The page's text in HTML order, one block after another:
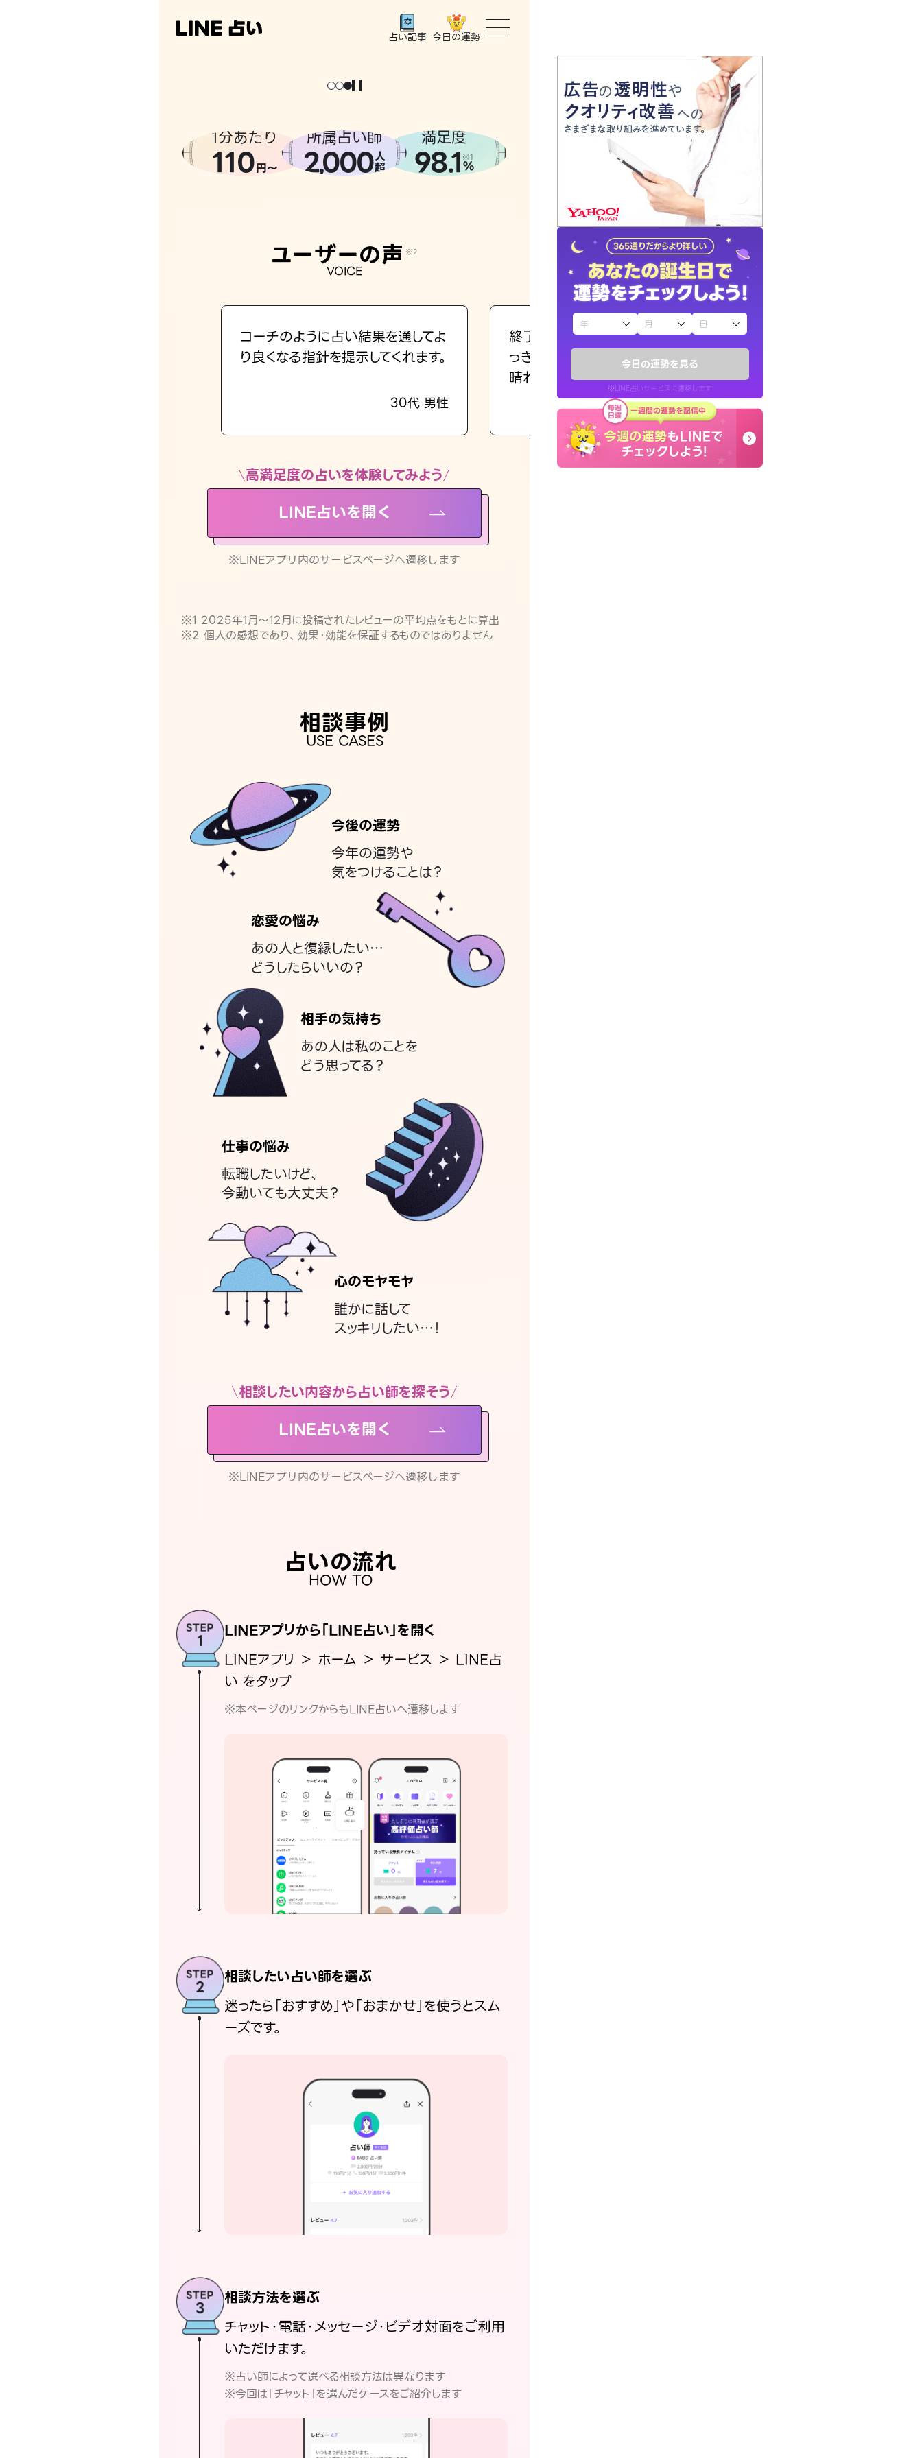
今日の運勢を見る
※LINE占いサービスに遷移します
占い記事 今日の運勢
トップ
ユーザーの声
占いの流れ
おすすめの占い師
よくある質問
えもじの子（占）12星座占い
お知らせ
1分あたり
110円〜
所属占い師
2,000人
超
満足度
98.1 ※1
%
ユーザーの声 ※2
VOICE
コーチのように占い結果を通してよ
り良くなる指針を提示してくれます。
30代 男性
終了後とても前向きな気持ちで、さ
っきまでの心のモヤが嘘のように
晴れました。
30代 女性
高満足度の占いを体験してみよう
LINE占いを開く
※LINEアプリ内のサービスページへ遷移します
※1 2025年1月〜12月に投稿されたレビューの平均点をもとに算出
※2 個人の感想であり、効果・効能を保証するものではありません
相談事例
USE CASES
今後の運勢
今年の運勢や
気をつけることは？
恋愛の悩み
あの人と復縁したい…
どうしたらいいの？
相手の気持ち
あの人は私のことを
どう思ってる？
仕事の悩み
転職したいけど、
今動いても大丈夫？
心のモヤモヤ
誰かに話して
スッキリしたい…！
相談したい内容から占い師を探そう
LINE占いを開く
※LINEアプリ内のサービスページへ遷移します
占いの流れ
HOW TO
LINEアプリから「LINE占い」を開く
LINEアプリ ＞ ホーム ＞ サービス ＞ LINE占
い をタップ
※本ページのリンクからもLINE占いへ遷移します
相談したい占い師を選ぶ
迷ったら「おすすめ」や「おまかせ」を使うとスム
ーズです。
相談方法を選ぶ
チャット・電話・メッセージ・ビデオ対面をご利用
いただけます。
※占い師によって選べる相談方法は異なります
※今回は「チャット」を選んだケースをご紹介します